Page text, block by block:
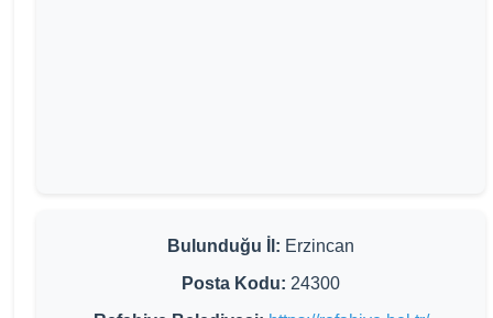
Bulunduğu İl: Erzincan
Posta Kodu: 24300